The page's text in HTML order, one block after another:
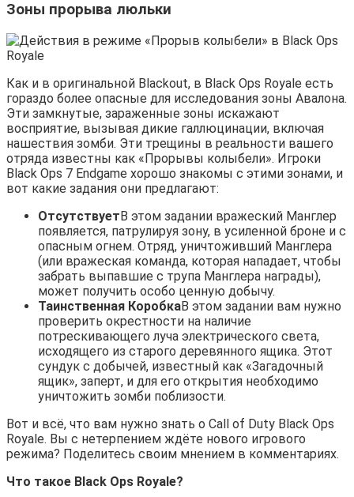
Зоны прорыва люльки
Как и в оригинальной Blackout, в Black Ops Royale есть
гораздо более опасные для исследования зоны Авалона.
Эти замкнутые, зараженные зоны искажают
восприятие, вызывая дикие галлюцинации, включая
нашествия зомби. Эти трещины в реальности вашего
отряда известны как «Прорывы колыбели». Игроки
Black Ops 7 Endgame хорошо знакомы с этими зонами, и
вот какие задания они предлагают:
ОтсутствуетВ этом задании вражеский Манглер
появляется, патрулируя зону, в усиленной броне и с
опасным огнем. Отряд, уничтоживший Манглера
(или вражеская команда, которая нападает, чтобы
забрать выпавшие с трупа Манглера награды),
может получить особо ценную добычу.
Таинственная КоробкаВ этом задании вам нужно
проверить окрестности на наличие
потрескивающего луча электрического света,
исходящего из старого деревянного ящика. Этот
сундук с добычей, известный как «Загадочный
ящик», заперт, и для его открытия необходимо
уничтожить зомби поблизости.
Вот и всё, что вам нужно знать о Call of Duty Black Ops
Royale. Вы с нетерпением ждёте нового игрового
режима? Поделитесь своим мнением в комментариях.
Что такое Black Ops Royale?